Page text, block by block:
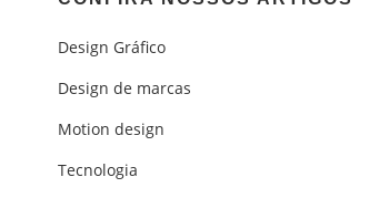
Design Gráfico
Design de marcas
Motion design
Tecnologia